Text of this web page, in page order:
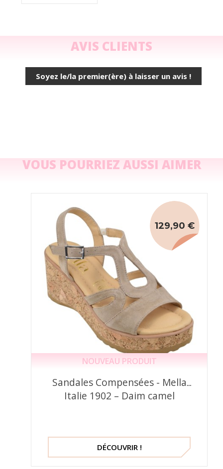
AVIS CLIENTS
Soyez le/la premier(ère) à laisser un avis !
VOUS POURRIEZ AUSSI AIMER
NOUVEAU PRODUIT
Sandales Compensées - Mella
Italie 1902 – Daim camel
129,90 €
DÉCOUVRIR !